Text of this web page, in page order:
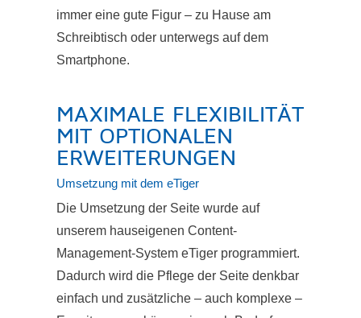
immer eine gute Figur – zu Hause am
Schreibtisch oder unterwegs auf dem
Smartphone.
MAXIMALE FLEXIBILITÄT
MIT OPTIONALEN
ERWEITERUNGEN
Umsetzung mit dem eTiger
Die Umsetzung der Seite wurde auf
unserem hauseigenen Content-
Management-System eTiger programmiert.
Dadurch wird die Pflege der Seite denkbar
einfach und zusätzliche – auch komplexe –